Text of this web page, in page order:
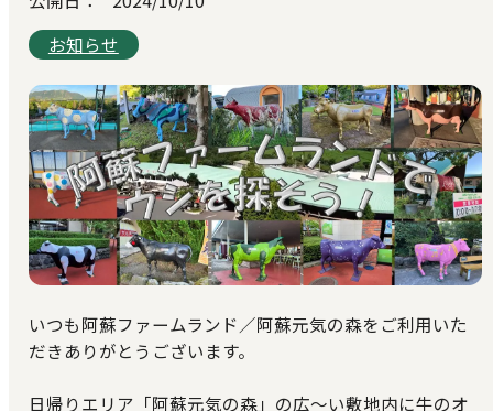
お知らせ
いつも阿蘇ファームランド／阿蘇元気の森をご利用いた
だきありがとうございます。
日帰りエリア「阿蘇元気の森」の広～い敷地内に牛のオ